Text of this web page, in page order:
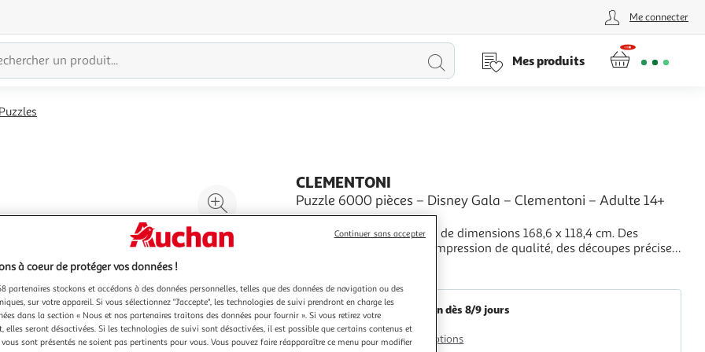
Me connecter
Lancer
Mes produits
Puzzles
Agrandir
l'illustration
à
Réduire
à
100
%
Partager
le
produit
CLEMENTONI
Puzzle 6000 pièces – Disney Gala – Clementoni – Adulte 14+
ans
Un puzzle de 6000 pièces de dimensions 168,6 x 118,4 cm. Des
images captivantes, une impression de qualité, des découpes précises
l'écologie, Clementoni utilise une forte p
Livraison dès 8/9 jours
4,99€
Plus d'options
à coeur de protéger vos données !
partenaires stockons et accédons à des données personnelles, telles que des données de navigation ou des
sur votre appareil. Si vous sélectionnez "J'accepte", les technologies de suivi prendront en charge les
dans la section « Nous et nos partenaires traitons des données pour fournir ». Si vous retirez votre
elles seront désactivées. Si les technologies de suivi sont désactivées, il est possible que certains contenus et
sont présentés ne soient pas pertinents pour vous. Vous pouvez faire réapparaître ce menu pour modifier
Continuer sans accepter